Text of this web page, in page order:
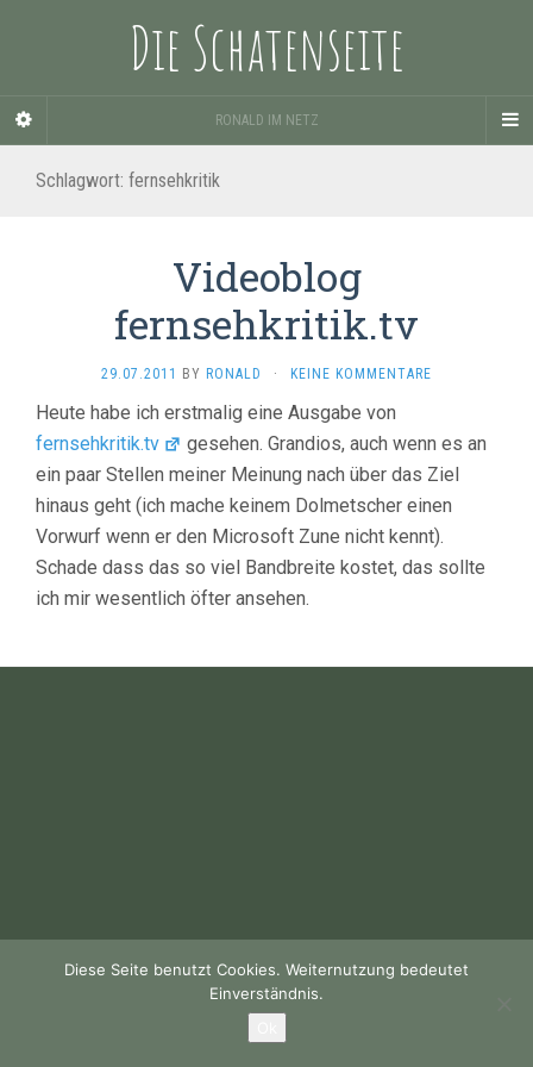
Die Schatenseite
RONALD IM NETZ
Schlagwort: fernsehkritik
Videoblog
fernsehkritik.tv
29.07.2011 BY RONALD · KEINE KOMMENTARE
Heute habe ich erstmalig eine Ausgabe von
fernsehkritik.tv
gesehen. Grandios, auch wenn es an
ein paar Stellen meiner Meinung nach über das Ziel
hinaus geht (ich mache keinem Dolmetscher einen
Vorwurf wenn er den Microsoft Zune nicht kennt).
Schade dass das so viel Bandbreite kostet, das sollte
ich mir wesentlich öfter ansehen.
Diese Seite benutzt Cookies. Weiternutzung bedeutet
Einverständnis.